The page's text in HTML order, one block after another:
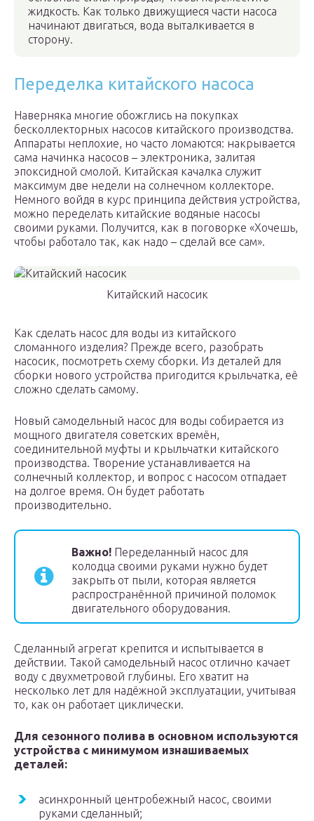
жидкость. Как только движущиеся части насоса
начинают двигаться, вода выталкивается в
сторону.
Переделка китайского насоса
Наверняка многие обожглись на покупках
бесколлекторных насосов китайского производства.
Аппараты неплохие, но часто ломаются: накрывается
сама начинка насосов – электроника, залитая
эпоксидной смолой. Китайская качалка служит
максимум две недели на солнечном коллекторе.
Немного войдя в курс принципа действия устройства,
можно переделать китайские водяные насосы
своими руками. Получится, как в поговорке «Хочешь,
чтобы работало так, как надо – сделай все сам».
Китайский насосик
Как сделать насос для воды из китайского
сломанного изделия? Прежде всего, разобрать
насосик, посмотреть схему сборки. Из деталей для
сборки нового устройства пригодится крыльчатка, её
сложно сделать самому.
Новый самодельный насос для воды собирается из
мощного двигателя советских времён,
соединительной муфты и крыльчатки китайского
производства. Творение устанавливается на
солнечный коллектор, и вопрос с насосом отпадает
на долгое время. Он будет работать
производительно.
Важно! Переделанный насос для
колодца своими руками нужно будет
закрыть от пыли, которая является
распространённой причиной поломок
двигательного оборудования.
Сделанный агрегат крепится и испытывается в
действии. Такой самодельный насос отлично качает
воду с двухметровой глубины. Его хватит на
несколько лет для надёжной эксплуатации, учитывая
то, как он работает циклически.
Для сезонного полива в основном используются
устройства с минимумом изнашиваемых
деталей:
асинхронный центробежный насос, своими
руками сделанный;